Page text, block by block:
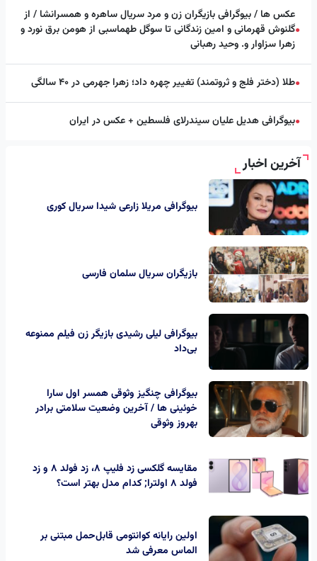
●
عکس ها / بیوگرافی بازیگران زن و مرد سریال ساهره و همسرانشا / از
گلنوش قهرمانی و امین زندگانی تا سوگل طهماسبی از هومن برق نورد و
زهرا سزاوار و. وحید رهبانی
●طلا (دختر فلج و ثروتمند) تغییر چهره داد؛ زهرا جهرمی در ۴۰ سالگی
●بیوگرافی هدیل علیان سیندرلای فلسطین + عکس در ایران
آخرین اخبار
بیوگرافی مریلا زارعی شیدا سریال کوری
بازیگران سریال سلمان فارسی
بیوگرافی لیلی رشیدی بازیگر زن فیلم ممنوعه
بی‌داد
بیوگرافی چنگیز وثوقی همسر اول سارا
خوئینی ها / آخرین وضعیت سلامتی برادر
بهروز وثوقی
مقایسه گلکسی زد فلیپ ۸، زد فولد ۸ و زد
فولد ۸ اولترا; کدام مدل بهتر است؟
اولین رایانه کوانتومی قابل‌حمل مبتنی بر
الماس معرفی شد